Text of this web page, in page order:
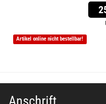
Artikel online nicht bestellbar!
Anschrift